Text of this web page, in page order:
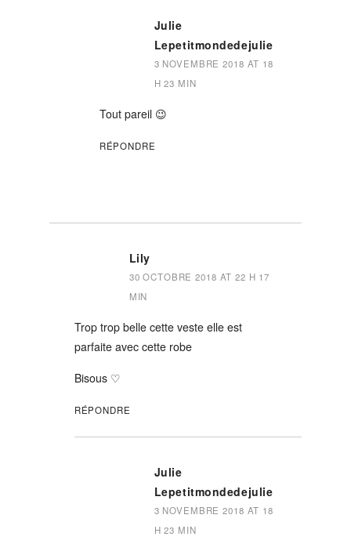
Julie
Lepetitmondedejulie
3 NOVEMBRE 2018 AT 18
H 23 MIN
Tout pareil 😉
RÉPONDRE
Lily
30 OCTOBRE 2018 AT 22 H 17
MIN
Trop trop belle cette veste elle est
parfaite avec cette robe
Bisous ♡
RÉPONDRE
Julie
Lepetitmondedejulie
3 NOVEMBRE 2018 AT 18
H 23 MIN